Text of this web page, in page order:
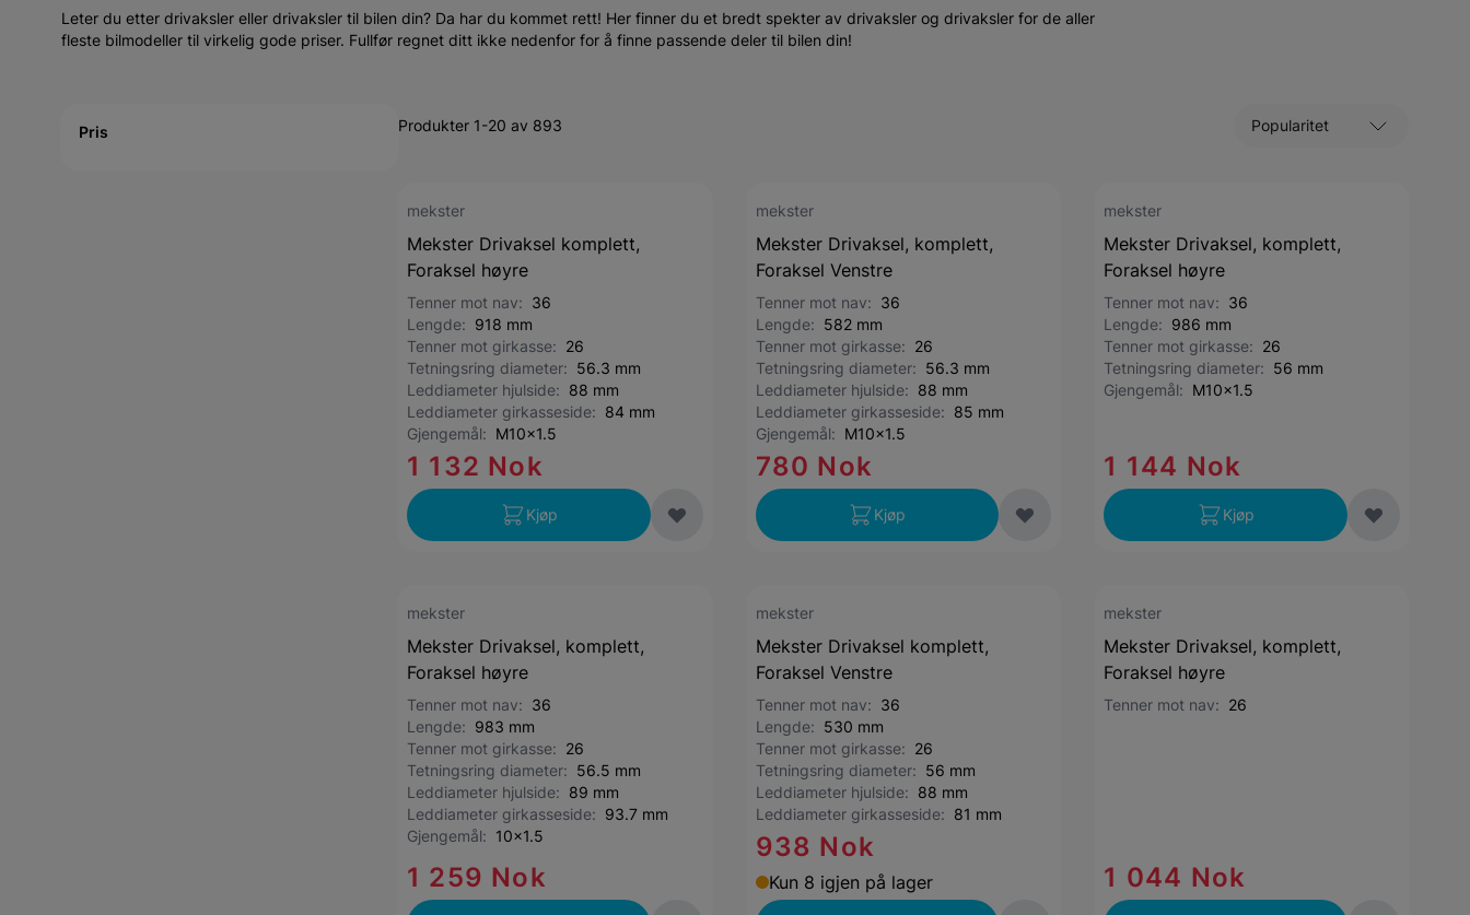
Leter du etter drivaksler eller drivaksler til bilen din? Da har du kommet rett! Her finner du et bredt spekter av drivaksler og drivaksler for de aller
fleste bilmodeller til virkelig gode priser. Fullfør regnet ditt ikke nedenfor for å finne passende deler til bilen din!
Pris
Sorter etter
Produkter 1-20 av 893
mekster
Mekster Drivaksel komplett,
Foraksel høyre
Tenner mot nav: 36
Lengde: 918 mm
Tenner mot girkasse: 26
Tetningsring diameter: 56.3 mm
Leddiameter hjulside: 88 mm
Leddiameter girkasseside: 84 mm
Gjengemål: M10x1.5
1 132 Nok
Kjøp
mekster
Mekster Drivaksel, komplett,
Foraksel Venstre
Tenner mot nav: 36
Lengde: 582 mm
Tenner mot girkasse: 26
Tetningsring diameter: 56.3 mm
Leddiameter hjulside: 88 mm
Leddiameter girkasseside: 85 mm
Gjengemål: M10x1.5
780 Nok
Kjøp
mekster
Mekster Drivaksel, komplett,
Foraksel høyre
Tenner mot nav: 36
Lengde: 986 mm
Tenner mot girkasse: 26
Tetningsring diameter: 56 mm
Gjengemål: M10x1.5
1 144 Nok
Kjøp
mekster
Mekster Drivaksel, komplett,
Foraksel høyre
Tenner mot nav: 36
Lengde: 983 mm
Tenner mot girkasse: 26
Tetningsring diameter: 56.5 mm
Leddiameter hjulside: 89 mm
Leddiameter girkasseside: 93.7 mm
Gjengemål: 10x1.5
1 259 Nok
mekster
Mekster Drivaksel komplett,
Foraksel Venstre
Tenner mot nav: 36
Lengde: 530 mm
Tenner mot girkasse: 26
Tetningsring diameter: 56 mm
Leddiameter hjulside: 88 mm
Leddiameter girkasseside: 81 mm
938 Nok
Kun 8 igjen på lager
mekster
Mekster Drivaksel, komplett,
Foraksel høyre
Tenner mot nav: 26
1 044 Nok